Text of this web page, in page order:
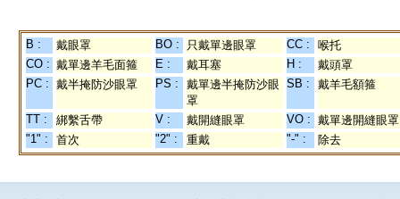
B : 戴眼罩 BO : 只戴單邊眼罩 CC :
喉托
CO : 戴單邊羊毛面箍 E : 戴耳塞 H :
戴頭罩
PC : 戴半掩防沙眼罩 PS :
戴單邊半掩防沙眼
罩
SB : 戴羊毛額箍
TT : 綁繫舌帶 V : 戴開縫眼罩 VO : 戴單邊開縫眼罩
"1" :
首次 "2" : 重戴 "-" : 除去